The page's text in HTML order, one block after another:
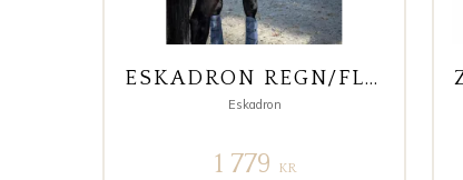
ESKADRON REGN/FLUGTÄCKE
Eskadron
1 779 KR